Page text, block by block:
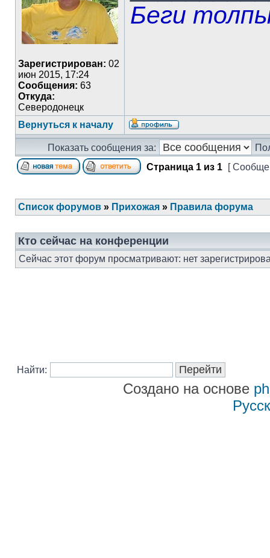
Зарегистрирован: 02
июн 2015, 17:24
Сообщения: 63
Откуда:
Северодонецк
Беги
Вернуться к началу
Показать сообщения за:
Страница 1 из 1 [
Список форумов » Прихожая » Правила форума
Кто сейчас на конференции
Сейчас этот форум просматривают: нет
Найти:
Создано на основе